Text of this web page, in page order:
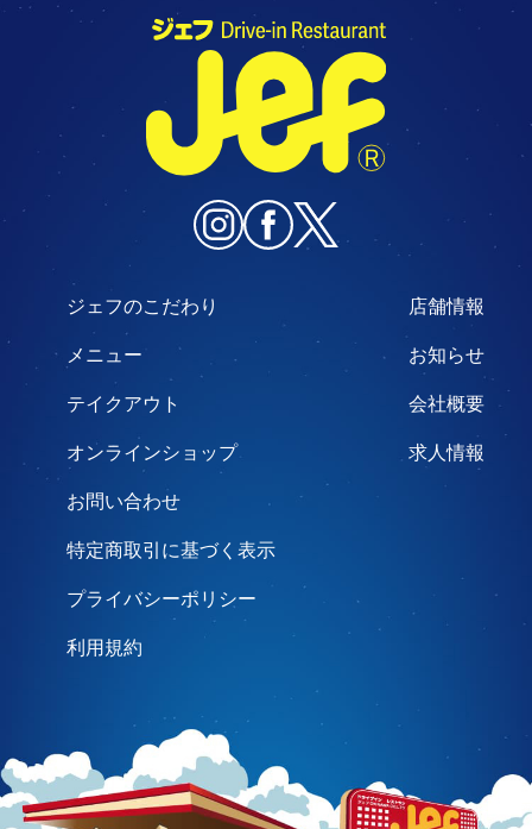
ジェフのこだわり
メニュー
テイクアウト
オンラインショップ
店舗情報
お知らせ
会社概要
求人情報
お問い合わせ
特定商取引に基づく表示
プライバシーポリシー
利用規約